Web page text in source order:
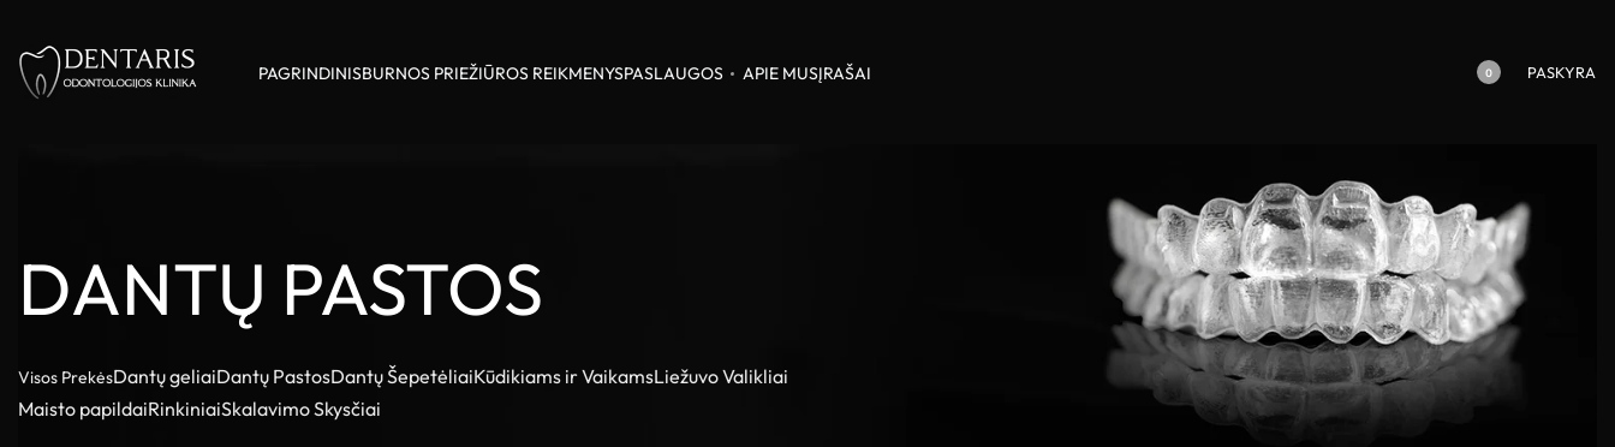
PAGRINDINISBURNOS PRIEŽIŪROS REIKMENYSPASLAUGOS APIE MUSĮRAŠAI 0 PASKYRA
DANTŲ PASTOS
Visos PrekėsDantų geliaiDantų PastosDantų ŠepetėliaiKūdikiams ir VaikamsLiežuvo Valikliai
Maisto papildaiRinkiniaiSkalavimo Skysčiai